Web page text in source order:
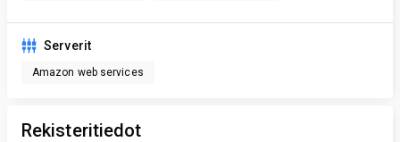
Serverit
Amazon web services
Rekisteritiedot